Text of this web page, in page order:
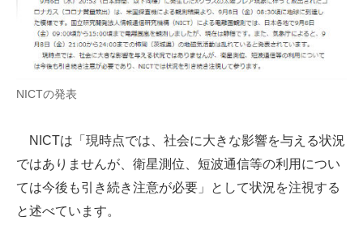
エネルギーの専門メディア
建設×テクノロジーの最前線
NICTの発表
NICTは「現時点では、社会に大きな影響を与える状況
ではありませんが、衛星測位、短波通信等の利用につい
ては今後も引き続き注意が必要」として状況を注視する
と述べています。